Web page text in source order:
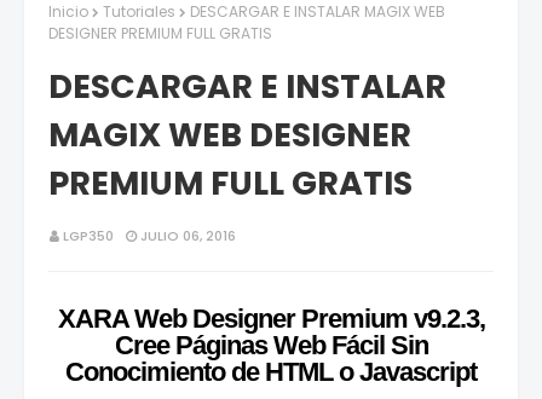
Inicio Tutoriales
DESCARGAR E INSTALAR MAGIX WEB
DESIGNER PREMIUM FULL GRATIS
DESCARGAR E INSTALAR
MAGIX WEB DESIGNER
PREMIUM FULL GRATIS
LGP350 JULIO 06, 2016
XARA Web Designer Premium v9.2.3,
Cree Páginas Web Fácil Sin
Conocimiento de HTML o Javascript